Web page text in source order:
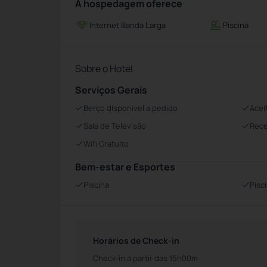
A hospedagem oferece
Internet Banda Larga Piscina
Sobre o Hotel
Serviços Gerais
Berço disponivel a pedido
Sala de Televisão
Wifi Gratuito
Bem-estar e Esportes
Piscina
Horários de Check-in
Check-in a partir das 15h00m